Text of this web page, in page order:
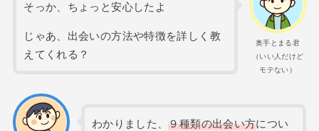
奥手とまる君
（いい人だけど
モテない）
そっか、ちょっと安心したよ
じゃあ、出会いの方法や特徴を詳しく教
えてくれる？
わかりました、９種類の出会い方につい